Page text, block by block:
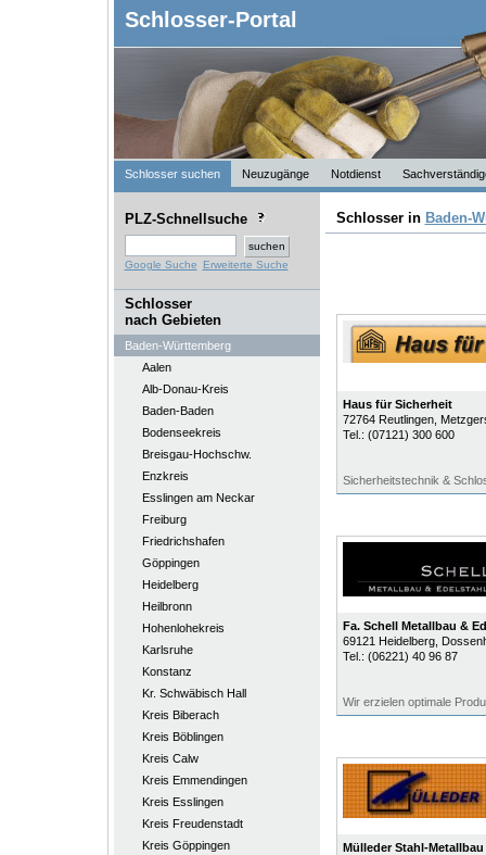
Schlosser-Portal
Schlosser suchen Neuzugänge Notdienst
PLZ-Schnellsuche
Google Suche Erweiterte Suche
Schlosser
nach Gebieten
Baden-Württemberg
Aalen
Alb-Donau-Kreis
Baden-Baden
Bodenseekreis
Breisgau-Hochschw.
Enzkreis
Esslingen am Neckar
Freiburg
Friedrichshafen
Göppingen
Heidelberg
Heilbronn
Hohenlohekreis
Karlsruhe
Konstanz
Kr. Schwäbisch Hall
Kreis Biberach
Kreis Böblingen
Kreis Calw
Kreis Emmendingen
Kreis Esslingen
Kreis Freudenstadt
Kreis Göppingen
Schlosser in Baden-
Haus für Sicherheit
72764 Reutlingen,
Tel.: (07121) 300 600
Sicherheitstechnik &
Fa. Schell Metallbau &
69121 Heidelberg,
Tel.: (06221) 40 96 87
Wir erzielen optimale
Mülleder Stahl-Metallbau